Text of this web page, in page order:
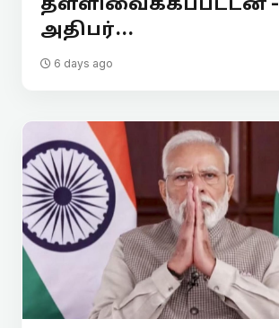
அதிபர்...
6 days ago